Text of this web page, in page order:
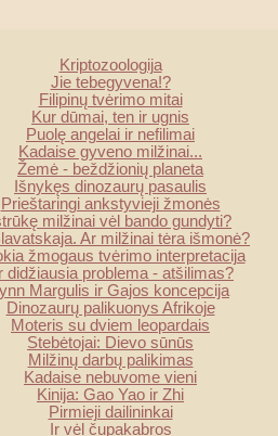
Kriptozoologija
Jie tebegyvena!?
Filipinų tvėrimo mitai
Kur dūmai, ten ir ugnis
Puolę angelai ir nefilimai
Kadaise gyveno milžinai...
Žemė - beždžionių planeta
Išnykęs dinozaurų pasaulis
Prieštaringi ankstyvieji žmonės
milžinai vėl bando gundyti?
Ar milžinai tėra išmonė?
žmogaus tvėrimo interpretacija
didžiausia problema - atšilimas?
Lynn Margulis ir Gajos koncepcija
Dinozaurų palikuonys Afrikoje
Moteris su dviem leopardais
Stebėtojai: Dievo sūnūs
Milžinų darbų palikimas
Kadaise nebuvome vieni
Kinija: Gao Yao ir Zhi
Pirmieji dailininkai
Ir vėl čupakabros